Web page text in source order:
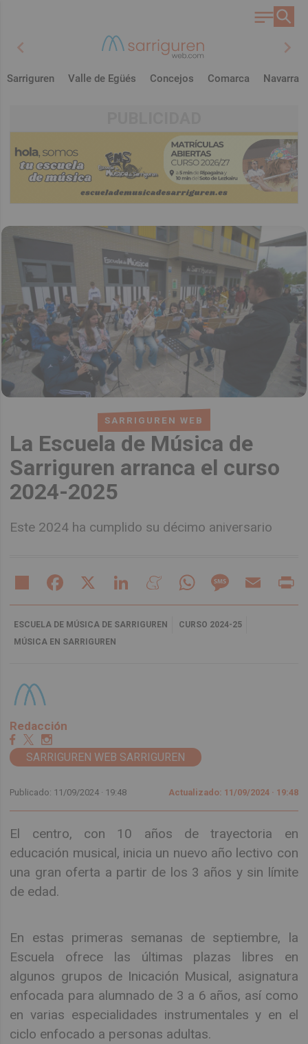
chevron_left chevron_right
Sarriguren Valle de Egüés Concejos Comarca Navarra
SARRIGUREN WEB
La Escuela de Música de
Sarriguren arranca el curso
2024-2025
Este 2024 ha cumplido su décimo aniversario
Share Facebook LinkedIn MeneameWhatsAppMessageEmail
ESCUELA DE MÚSICA DE SARRIGUREN
CURSO 2024-25
MÚSICA EN SARRIGUREN
Redacción
SARRIGUREN WEB SARRIGUREN
Publicado: 11/09/2024 · 19:48 Actualizado: 11/09/2024 · 19:48
El centro, con 10 años de trayectoria en
educación musical, inicia un nuevo año lectivo con
una gran oferta a partir de los 3 años y sin límite
de edad.
En estas primeras semanas de septiembre, la
Escuela ofrece las últimas plazas libres en
algunos grupos de Inicación Musical, asignatura
enfocada para alumnado de 3 a 6 años, así como
en varias especialidades instrumentales y en el
ciclo enfocado a personas adultas.